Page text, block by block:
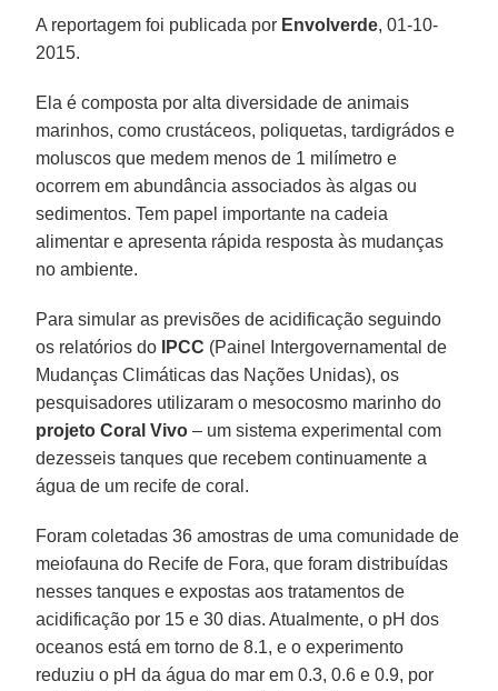
A reportagem foi publicada por Envolverde, 01-10-
2015.
Ela é composta por alta diversidade de animais
marinhos, como crustáceos, poliquetas, tardigrádos e
moluscos que medem menos de 1 milímetro e
ocorrem em abundância associados às algas ou
sedimentos. Tem papel importante na cadeia
alimentar e apresenta rápida resposta às mudanças
no ambiente.
Para simular as previsões de acidificação seguindo
os relatórios do
IPCC (Painel Intergovernamental de
Mudanças Climáticas das Nações Unidas), os
pesquisadores utilizaram o mesocosmo marinho do
projeto Coral Vivo – um sistema experimental com
dezesseis tanques que recebem continuamente a
água de um recife de coral.
Foram coletadas 36 amostras de uma comunidade de
meiofauna do Recife de Fora, que foram distribuídas
nesses tanques e expostas aos tratamentos de
acidificação por 15 e 30 dias. Atualmente, o pH dos
oceanos está em torno de 8.1, e o experimento
reduziu o pH da água do mar em 0.3, 0.6 e 0.9, por